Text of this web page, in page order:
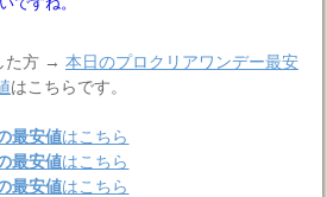
た方 → 本日のプロクリアワンデー最安
はこちらです。
最安値はこちら
最安値はこちら
最安値はこちら